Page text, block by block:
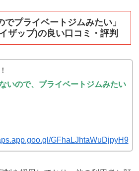
でプライベートジムみたい」
ザップ)の良い口コミ・評判
いので、プライベートジムみたい
GFhaLJhtaWuDjpyH9